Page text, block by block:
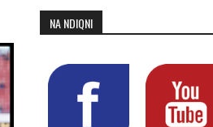
NA NDIQNI